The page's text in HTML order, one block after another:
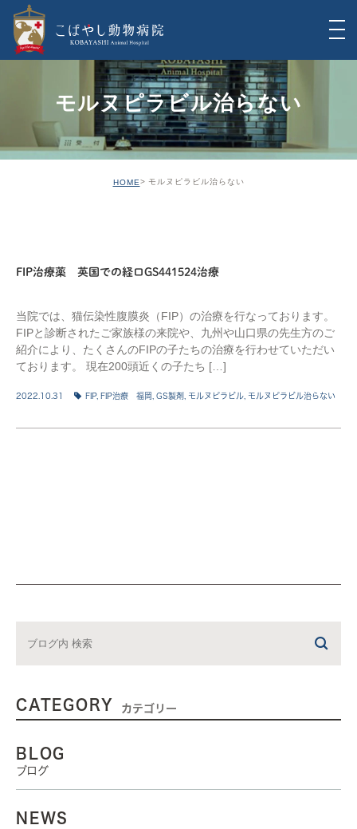
モルヌピラビル治らない
HOME モルヌピラビル治らない
FIP治療薬 英国での経口GS441524治療
当院では、猫伝染性腹膜炎（FIP）の治療を行なっております。
FIPと診断されたご家族様の来院や、九州や山口県の先生方のご
紹介により、たくさんのFIPの子たちの治療を行わせていただい
ております。 現在200頭近くの子たち […]
2022.10.31 FIP, FIP治療 福岡 GS製剤 モルヌピラビル モルヌピラビル治らない
CATEGORY カテゴリー
BLOG
ブログ
NEWS